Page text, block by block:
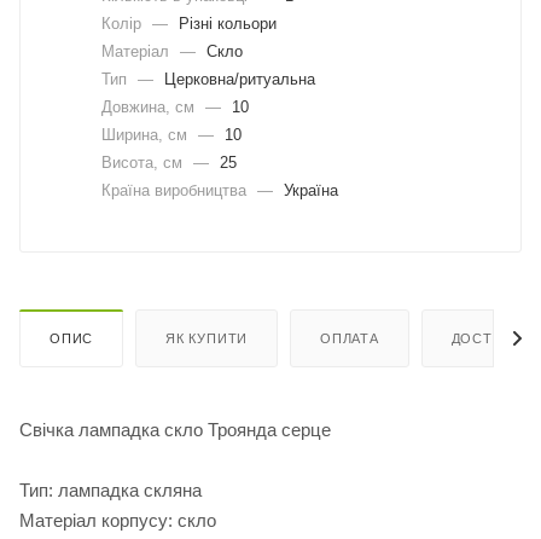
Колір —
Різні кольори
Матеріал
— Скло
Тип
—
Церковна/ритуальна
Довжина, cм
—
10
Ширина, cм
—
10
Висота, см
—
25
Країна виробництва — Україна
ОПИС ЯК КУПИТИ ОПЛАТА ДОСТАВКА
Свічка лампадка скло Троянда серце
Тип: лампадка скляна
Матеріал корпусу: скло